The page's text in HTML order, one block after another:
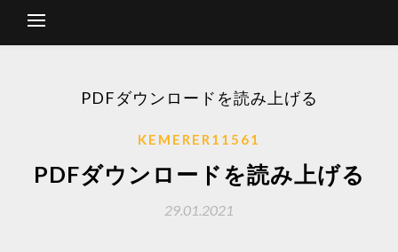
PDFダウンロードを読み上げる
KEMERER11561
PDFダウンロードを読み上げる
29.01.2021